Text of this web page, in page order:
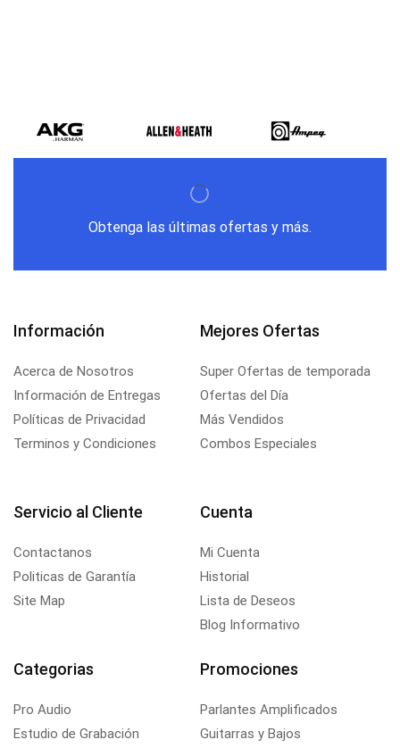
Obtenga las últimas ofertas y más.
Información
Acerca de Nosotros
Información de Entregas
Políticas de Privacidad
Terminos y Condiciones
Mejores Ofertas
Super Ofertas de temporada
Ofertas del Día
Más Vendidos
Combos Especiales
Servicio al Cliente
Contactanos
Politicas de Garantía
Site Map
Cuenta
Mi Cuenta
Historial
Lista de Deseos
Blog Informativo
Categorias
Pro Audio
Estudio de Grabación
Promociones
Parlantes Amplificados
Guitarras y Bajos